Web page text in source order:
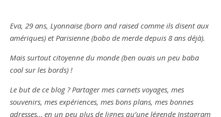
Eva, 29 ans, Lyonnaise (born and raised comme ils disent aux
amériques) et Parisienne (bobo de merde depuis 8 ans déjà).
Mais surtout citoyenne du monde (ben ouais un peu baba
cool sur les bords) !
Le but de ce blog ? Partager mes carnets voyages, mes
souvenirs, mes expériences, mes bons plans, mes bonnes
adresses… en un peu plus de lignes qu’une légende Instagram